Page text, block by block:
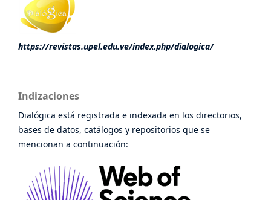
https://revistas.upel.edu.ve/index.php/dialogica/
Indizaciones
Dialógica está registrada e indexada en los directorios,
bases de datos, catálogos y repositorios que se
mencionan a continuación: